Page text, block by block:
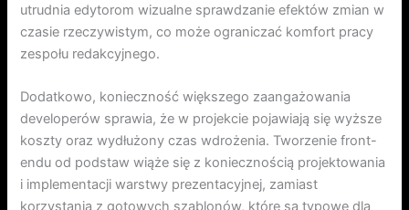
utrudnia edytorom wizualne sprawdzanie efektów zmian w
czasie rzeczywistym, co może ograniczać komfort pracy
zespołu redakcyjnego.
Dodatkowo, konieczność większego zaangażowania
developerów sprawia, że w projekcie pojawiają się wyższe
koszty oraz wydłużony czas wdrożenia. Tworzenie front-
endu od podstaw wiąże się z koniecznością projektowania
i implementacji warstwy prezentacyjnej, zamiast
korzystania z gotowych szablonów, które są typowe dla